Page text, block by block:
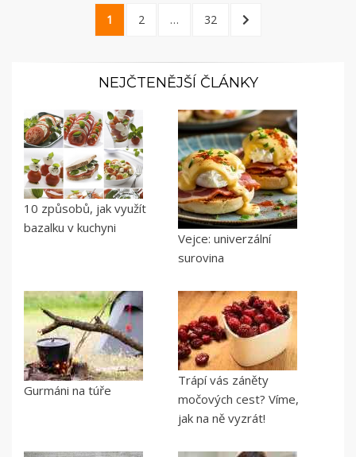
Stránkování
příspěvků
PAGE
1 PAGE
2 … PAGE
32
NEXT
NEJČTENĚJŠÍ ČLÁNKY
10 způsobů, jak využít
bazalku v kuchyni
Vejce: univerzální
surovina
Gurmáni na túře
Trápí vás záněty
močových cest? Víme,
jak na ně vyzrát!